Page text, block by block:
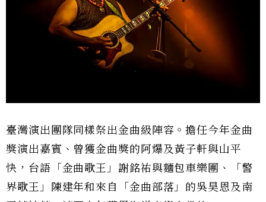
臺灣演出團隊同樣祭出金曲級陣容。擔任今年金曲
獎演出嘉賓、曾獲金曲獎的阿爆及黃子軒與山平
快，台語「金曲歌王」謝銘祐與麵包車樂團、「警
界歌王」陳建年和來自「金曲部落」的吳昊恩及南